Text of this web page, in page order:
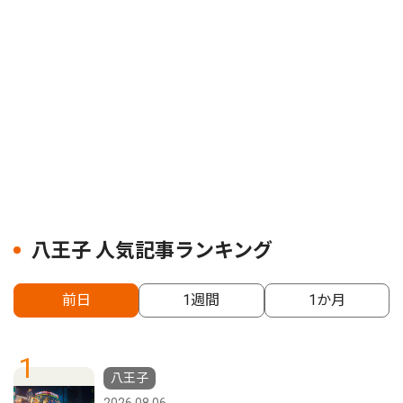
八王子 人気記事ランキング
前日 1週間 1か月
1
八王子